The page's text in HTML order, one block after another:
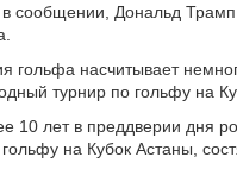
в сообщении, Дональд
гольфа насчитывает
турнир по гольфу на
10 лет в преддверии дня
на Кубок Астаны,